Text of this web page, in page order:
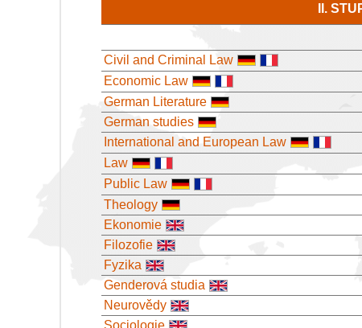
II.
Civil and Criminal Law
Economic Law
German Literature
German studies
International and European Law
Law
Public Law
Theology
Ekonomie
Filozofie
Fyzika
Genderová studia
Neurovědy
Sociologie